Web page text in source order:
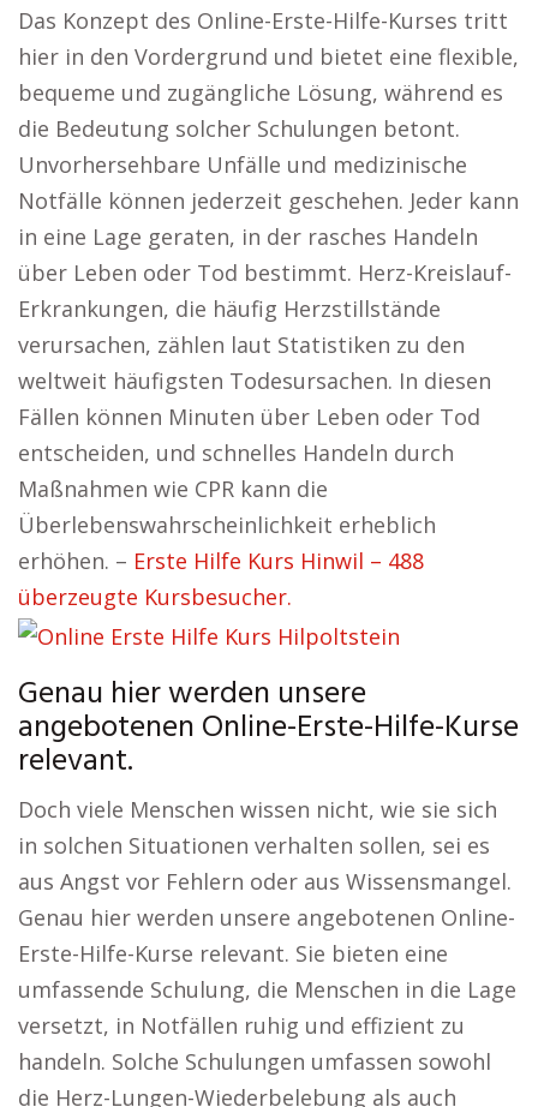
Das Konzept des Online-Erste-Hilfe-Kurses tritt
hier in den Vordergrund und bietet eine flexible,
bequeme und zugängliche Lösung, während es
die Bedeutung solcher Schulungen betont.
Unvorhersehbare Unfälle und medizinische
Notfälle können jederzeit geschehen. Jeder kann
in eine Lage geraten, in der rasches Handeln
über Leben oder Tod bestimmt. Herz-Kreislauf-
Erkrankungen, die häufig Herzstillstände
verursachen, zählen laut Statistiken zu den
weltweit häufigsten Todesursachen. In diesen
Fällen können Minuten über Leben oder Tod
entscheiden, und schnelles Handeln durch
Maßnahmen wie CPR kann die
Überlebenswahrscheinlichkeit erheblich
erhöhen. – Erste Hilfe Kurs Hinwil – 488
überzeugte Kursbesucher.
Genau hier werden unsere
angebotenen Online-Erste-Hilfe-Kurse
relevant.
Doch viele Menschen wissen nicht, wie sie sich
in solchen Situationen verhalten sollen, sei es
aus Angst vor Fehlern oder aus Wissensmangel.
Genau hier werden unsere angebotenen Online-
Erste-Hilfe-Kurse relevant. Sie bieten eine
umfassende Schulung, die Menschen in die Lage
versetzt, in Notfällen ruhig und effizient zu
handeln. Solche Schulungen umfassen sowohl
die Herz-Lungen-Wiederbelebung als auch